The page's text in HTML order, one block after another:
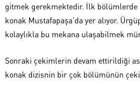
gitmek gerekmektedir. İlk bölümlerde
konak Mustafapaşa’da yer alıyor.
kolaylıkla bu mekana ulaşabilmek
Sonraki çekimlerin devam ettirildiği
konak dizisnin bir çok bölümünün